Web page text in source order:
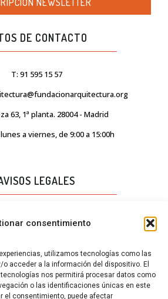
consentimiento
utilizamos tecnologías como las
acceder a la información del dispositivo. El
nos permitirá procesar datos como
o las identificaciones únicas en este
el consentimiento, puede afectar
NEWSLETTER
DE CONTACTO
T: 91 595 15 57
63, 1ª planta. 28004 - Madrid
a viernes, de 9:00 a 15:00h
LEGALES
POLÍTICA DE CALIDAD
DE COOKIES